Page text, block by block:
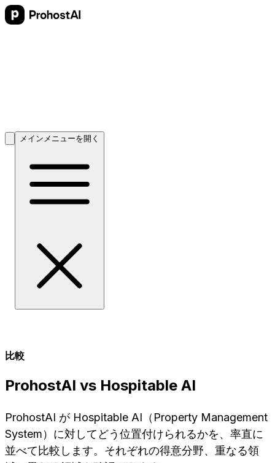
メインメニューを開く
比較
ProhostAI vs Hospitable AI
ProhostAI が Hospitable AI（Property Management
System）に対してどう位置付けられるかを、率直に
並べて比較します。それぞれの得意分野、重なる領